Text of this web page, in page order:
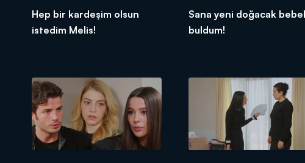
Hep bir kardeşim olsun
istedim Melis!
Sana yeni doğacak
buldum!